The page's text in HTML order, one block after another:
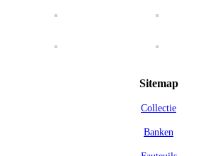
Sitemap
Collectie
Banken